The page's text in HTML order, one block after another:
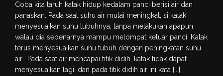
Coba kita taruh katak hidup kedalam panci berisi air dan
panaskan. Pada saat suhu air mulai meningkat, si katak
menyesuaikan suhu tubuhnya, tanpa melakukan apapun,
walau dia sebenarnya mampu melompat keluar panci. Katak
terus menyesuaikan suhu tubuh dengan peningkatan suhu
air. Pada saat air mencapai titik didih, katak tidak dapat
menyesuaikan lagi, dan pada titik didih air ini kata [...]